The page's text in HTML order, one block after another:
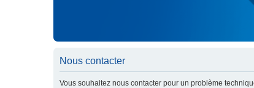
Nous contacter
Vous souhaitez nous contacter pour un problème